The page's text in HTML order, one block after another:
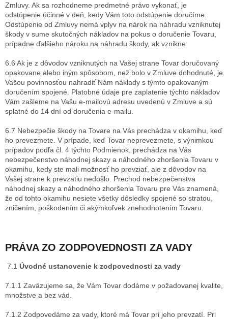
Zmluvy. Ak sa rozhodneme predmetné právo vykonať, je
odstúpenie účinné v deň, kedy Vám toto odstúpenie doručíme.
Odstúpenie od Zmluvy nemá vplyv na nárok na náhradu vzniknutej
škody v sume skutočných nákladov na pokus o doručenie Tovaru,
prípadne ďalšieho nároku na náhradu škody, ak vznikne.
6.6 Ak je z dôvodov vzniknutých na Vašej strane Tovar doručovaný
opakovane alebo iným spôsobom, než bolo v Zmluve dohodnuté, je
Vašou povinnosťou nahradiť Nám náklady s týmto opakovaným
doručením spojené. Platobné údaje pre zaplatenie týchto nákladov
Vám zašleme na Vašu e-mailovú adresu uvedenú v Zmluve a sú
splatné do 14 dní od doručenia e-mailu.
6.7 Nebezpečie škody na Tovare na Vás prechádza v okamihu, keď
ho prevezmete. V prípade, keď Tovar neprevezmete, s výnimkou
prípadov podľa čl. 4 týchto Podmienok, prechádza na Vás
nebezpečenstvo náhodnej skazy a náhodného zhoršenia Tovaru v
okamihu, kedy ste mali možnosť ho prevziať, ale z dôvodov na
Vašej strane k prevzatiu nedošlo. Prechod nebezpečenstva
náhodnej skazy a náhodného zhoršenia Tovaru pre Vás znamená,
že od tohto okamihu nesiete všetky dôsledky spojené so stratou,
zničením, poškodením či akýmkoľvek znehodnotením Tovaru.
PRÁVA ZO ZODPOVEDNOSTI ZA VADY
7.1 Úvodné ustanovenie k zodpovednosti za vady
7.1.1 Zaväzujeme sa, že Vám Tovar dodáme v požadovanej kvalite,
množstve a bez vád.
7.1.2 Zodpovedáme za vady, ktoré má Tovar pri jeho prevzatí. Pri